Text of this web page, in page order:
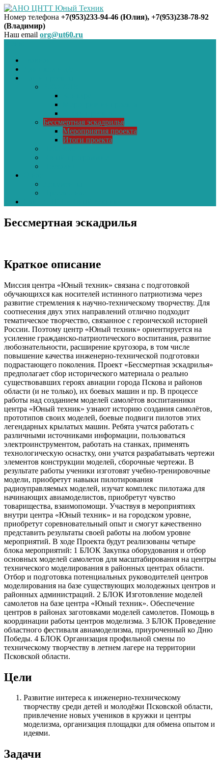
АНО ЦНТТ Юный Техник
Номер телефона +7(953)233-94-46 (Юлия), +7(953)238-78-92
(Владимир)
Наш email org@ut60.ru
Бессмертная эскадрилья
Мероприятия проекта
Итоги проекта
Бессмертная эскадрилья
Краткое описание
Миссия центра «Юный техник» связана с подготовкой
обучающихся как носителей истинного патриотизма через
развитие стремления к научно-техническому творчеству. Для
соотнесения двух этих направлений отлично подходит
тематическое творчество, связанное с героической историей
России. Поэтому центр «Юный техник» ориентируется на
усиление гражданско-патриотического воспитания, развитие
любознательности, расширение кругозора, в том числе
повышение качества инженерно-технической подготовки
подрастающего поколения. Проект «Бессмертная эскадрилья»
предполагает сбор исторического материала о реально
существовавших героях авиации города Пскова и районов
области (и не только), их боевых машин и пр. В процессе
работы над созданием моделей самолётов воспитанники
центра «Юный техник» узнают историю создания самолётов,
прототипов своих моделей, боевые подвиги пилотов этих
легендарных крылатых машин. Ребята учатся работать с
различными источниками информации, пользоваться
электроинструментом, работать на станках, применять
технологическую оснастку, они учатся разрабатывать чертежи
элементов конструкции моделей, сборочные чертежи. В
результате работы ученики изготовят учебно-тренировочные
модели, приобретут навыки пилотирования
радиоуправляемых моделей, изучат комплекс пилотажа для
начинающих авиамоделистов, приобретут чувство
товарищества, взаимопомощи. Участвуя в мероприятиях
внутри центра «Юный техник» и на городском уровне,
приобретут соревновательный опыт и смогут качественно
представить результаты своей работы на любом уровне
мероприятий. В ходе Проекта будут реализованы четыре
блока мероприятий: 1 БЛОК Закупка оборудования и отбор
основных моделей самолетов для масштабирования на центры
технического моделирования в районных центрах области.
Отбор и подготовка потенциальных руководителей центров
моделирования на базе существующих молодежных центров и
районных администраций. 2 БЛОК Изготовление моделей
самолетов на базе центра «Юный техник». Обеспечение
центров в районах заготовками моделей самолетов. Помощь в
координации работы центров моделизма. 3 БЛОК Проведение
областного фестиваля авиамоделизма, приуроченный ко Дню
Победы. 4 БЛОК Организация профильной смены по
техническому творчеству в летнем лагере на территории
Псковской области.
Цели
Развитие интереса к инженерно-техническому
творчеству среди детей и молодёжи Псковской области,
привлечение новых учеников в кружки и центры
моделизма, организация площадки для обмена опытом и
идеями.
Задачи